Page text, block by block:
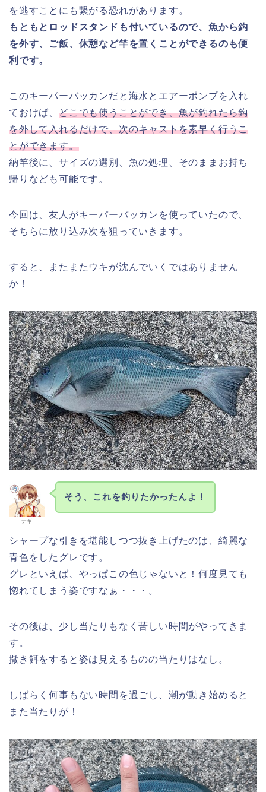
を逃すことにも繋がる恐れがあります。
もともとロッドスタンドも付いているので、魚から鈎
を外す、ご飯、休憩など竿を置くことができるのも便
利です。
このキーパーバッカンだと海水とエアーポンプを入れ
ておけば、 どこでも使うことができ、魚が釣れたら鈎
を外して入れるだけで、次のキャストを素早く行うこ
とができます。
納竿後に、サイズの選別、魚の処理、そのままお持ち
帰りなども可能です。
今回は、友人がキーパーバッカンを使っていたので、
そちらに放り込み次を狙っていきます。
すると、またまたウキが沈んでいくではありません
か！
ナギ
そう、これを釣りたかったんよ！
シャープな引きを堪能しつつ抜き上げたのは、綺麗な
青色をしたグレです。
グレといえば、やっぱこの色じゃないと！何度見ても
惚れてしまう姿ですなぁ・・・。
その後は、少し当たりもなく苦しい時間がやってきま
す。
撒き餌をすると姿は見えるものの当たりはなし。
しばらく何事もない時間を過ごし、潮が動き始めると
また当たりが！